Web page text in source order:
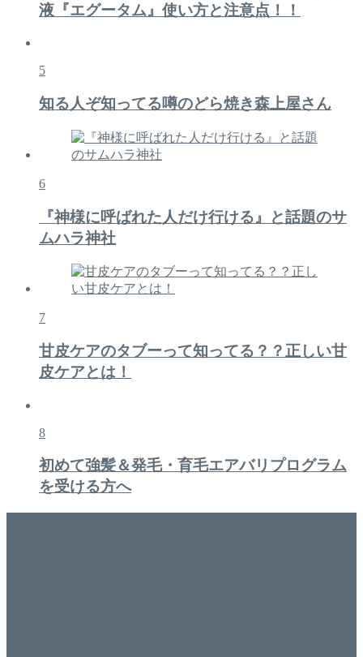
液『エグータム』使い方と注意点！！
5
知る人ぞ知ってる噂のどら焼き森上屋さん
6
『神様に呼ばれた人だけ行ける』と話題のサ
ムハラ神社
7
甘皮ケアのタブーって知ってる？？正しい甘
皮ケアとは！
8
初めて強髪＆発毛・育毛エアバリプログラム
を受ける方へ